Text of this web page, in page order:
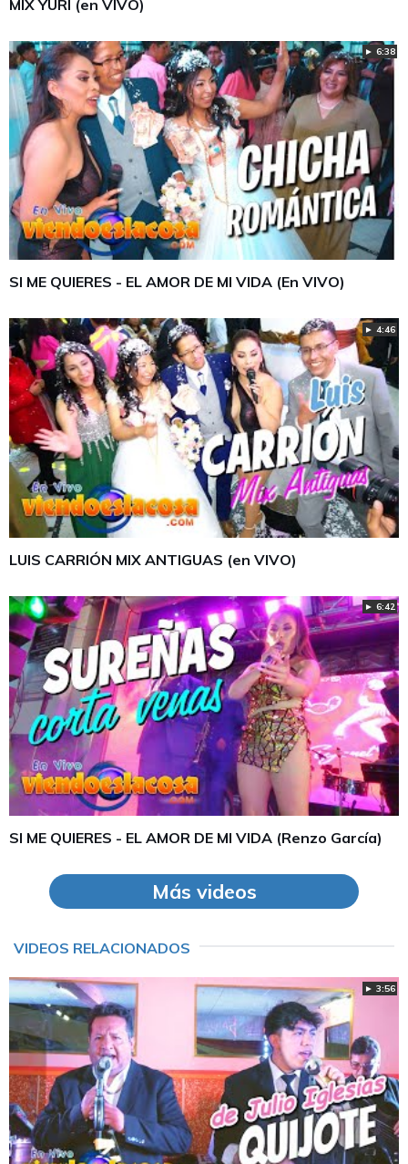
MIX YURI (en VIVO)
► 6:38
SI ME QUIERES - EL AMOR DE MI VIDA (En VIVO)
► 4:46
LUIS CARRIÓN MIX ANTIGUAS (en VIVO)
► 6:42
SI ME QUIERES - EL AMOR DE MI VIDA (Renzo García)
Más videos
VIDEOS RELACIONADOS
► 3:56